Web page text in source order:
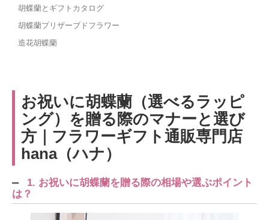
胡蝶蘭とギフトカタログ
胡蝶蘭プリザーブドフラワー
造花胡蝶蘭
お祝いに胡蝶蘭（選べるラッピ
ング）を贈る際のマナーと選び
方｜フラワーギフト通販専門店
hana（ハナ）
1. お祝いに胡蝶蘭を贈る際の相場や選ぶポイント
は？